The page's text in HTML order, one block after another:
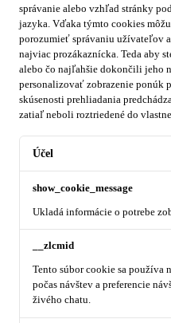
správanie alebo vzhľad stránky
jazyka. Vďaka týmto cookies
porozumieť správaniu užívateľov
najviac prozákaznícka. Teda aby
alebo čo najľahšie dokončili jeho
personalizovať zobrazenie ponúk
skúsenosti prehliadania
zatiaľ neboli roztriedené do
Účel
show_cookie_message
Ukladá informácie o potrebe
__zlcmid
Tento súbor cookie sa používa
počas návštev a preferencie
živého chatu.